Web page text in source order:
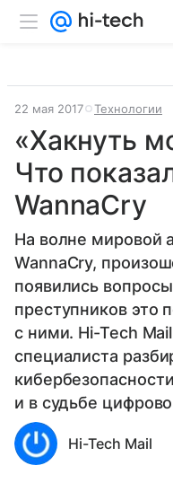
22 мая 2017 Технологии
«Хакнуть
Что
WannaCry
На волне мировой
WannaCry,
появились
преступников это
с ними. Hi-Tech
специалиста
и в судьбе
Hi-Tech Mail